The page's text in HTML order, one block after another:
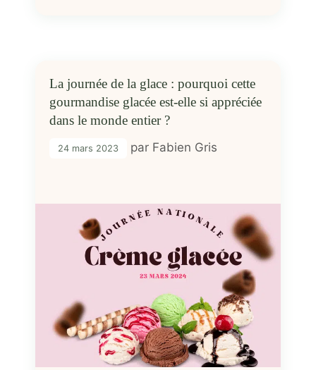
La journée de la glace : pourquoi cette
gourmandise glacée est-elle si appréciée
dans le monde entier ?
24 mars 2023 par Fabien Gris